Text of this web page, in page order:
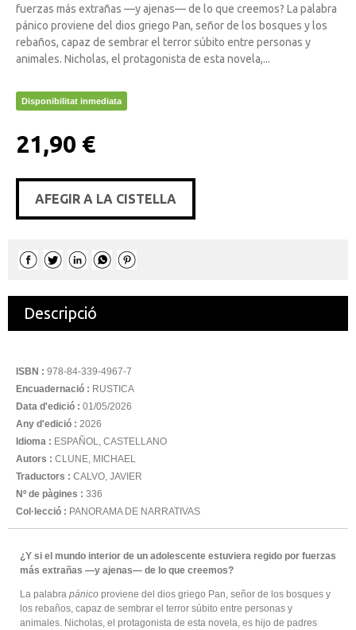
fuerzas más extrañas —y ajenas— de lo que creemos? La palabra
pánico proviene del dios griego Pan, señor de los bosques y los
rebaños, capaz de sembrar el terror súbito entre personas y
animales. Nicholas, el protagonista de esta novela,...
Disponibilitat inmediata
21,90 €
AFEGIR A LA CISTELLA
Descripció
ISBN : 978-84-339-4967-7
Encuadernació : RUSTICA
Data d'edició : 01/05/2026
Any d'edició : 2026
Idioma : ESPAÑOL, CASTELLANO
Autors : CLUNE, MICHAEL
Traductors : CALVO, JAVIER
Nº de pàgines : 336
Col·lecció : PANORAMA DE NARRATIVAS
¿Y si el mundo interior de un adolescente estuviera regido por fuerzas
más extrañas —y ajenas— de lo que creemos?
La palabra pánico proviene del dios griego Pan, señor de los bosques y
los rebaños, capaz de sembrar el terror súbito entre personas y
animales. Nicholas, el protagonista de esta novela, es hijo de padres